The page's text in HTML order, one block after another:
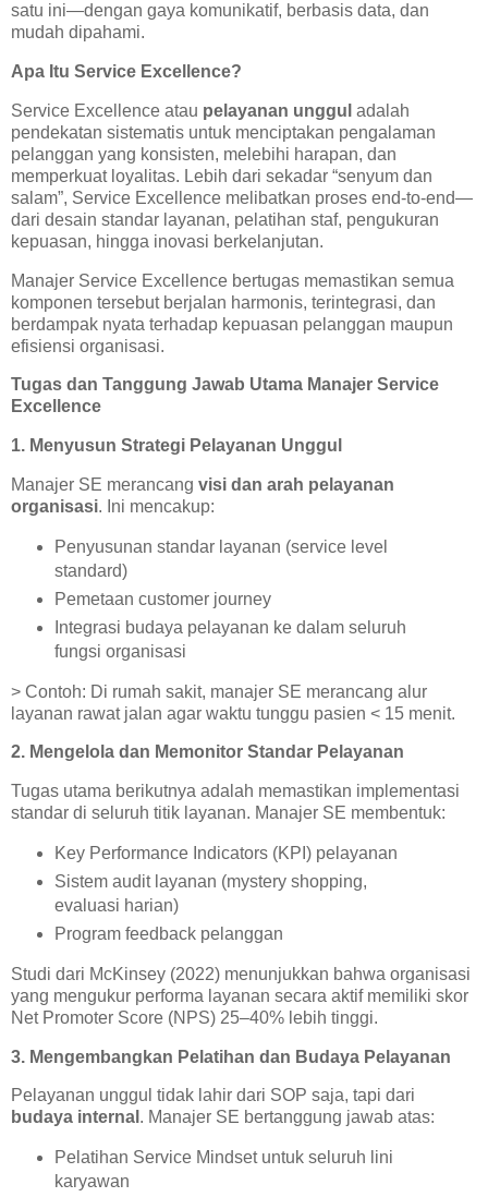
satu ini—dengan gaya komunikatif, berbasis data, dan
mudah dipahami.
Apa Itu Service Excellence?
Service Excellence atau pelayanan unggul adalah
pendekatan sistematis untuk menciptakan pengalaman
pelanggan yang konsisten, melebihi harapan, dan
memperkuat loyalitas. Lebih dari sekadar “senyum dan
salam”, Service Excellence melibatkan proses end-to-end—
dari desain standar layanan, pelatihan staf, pengukuran
kepuasan, hingga inovasi berkelanjutan.
Manajer Service Excellence bertugas memastikan semua
komponen tersebut berjalan harmonis, terintegrasi, dan
berdampak nyata terhadap kepuasan pelanggan maupun
efisiensi organisasi.
Tugas dan Tanggung Jawab Utama Manajer Service
Excellence
1. Menyusun Strategi Pelayanan Unggul
Manajer SE merancang visi dan arah pelayanan
organisasi. Ini mencakup:
Penyusunan standar layanan (service level
standard)
Pemetaan customer journey
Integrasi budaya pelayanan ke dalam seluruh
fungsi organisasi
> Contoh: Di rumah sakit, manajer SE merancang alur
layanan rawat jalan agar waktu tunggu pasien < 15 menit.
2. Mengelola dan Memonitor Standar Pelayanan
Tugas utama berikutnya adalah memastikan implementasi
standar di seluruh titik layanan. Manajer SE membentuk:
Key Performance Indicators (KPI) pelayanan
Sistem audit layanan (mystery shopping,
evaluasi harian)
Program feedback pelanggan
Studi dari McKinsey (2022) menunjukkan bahwa organisasi
yang mengukur performa layanan secara aktif memiliki skor
Net Promoter Score (NPS) 25–40% lebih tinggi.
3. Mengembangkan Pelatihan dan Budaya Pelayanan
Pelayanan unggul tidak lahir dari SOP saja, tapi dari
budaya internal . Manajer SE bertanggung jawab atas:
Pelatihan Service Mindset untuk seluruh lini
karyawan